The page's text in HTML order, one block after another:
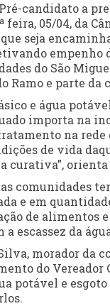
candidato a
feira, 05/04, da
seja
empenho
do São
Ramo e parte
e água
importa na
na
de vida
curativa”, orienta
comunidades
e em
de alimentos
a escassez da
morador da
do Vereador
potável e